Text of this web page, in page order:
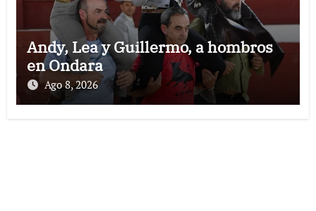
Andy, Lea y Guillermo, a hombros
en Ondara
Ago 8, 2026